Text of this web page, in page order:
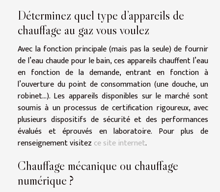
Déterminez quel type d’appareils de
chauffage au gaz vous voulez
Avec la fonction principale (mais pas la seule) de fournir
de l’eau chaude pour le bain, ces appareils chauffent l’eau
en fonction de la demande, entrant en fonction à
l’ouverture du point de consommation (une douche, un
robinet...). Les appareils disponibles sur le marché sont
soumis à un processus de certification rigoureux, avec
plusieurs dispositifs de sécurité et des performances
évalués et éprouvés en laboratoire. Pour plus de
renseignement visitez ce site internet.
Chauffage mécanique ou chauffage
numérique ?